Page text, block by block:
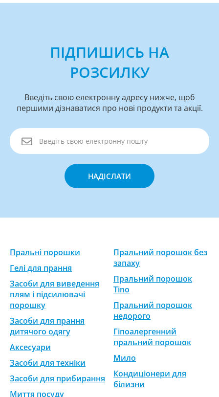
ПІДПИШИСЬ НА
РОЗСИЛКУ
Введіть свою електронну адресу нижче, щоб
першими дізнаватися про нові продукти та акції.
НАДІСЛАТИ
Пральні порошки
Гелі для прання
Засоби для виведення
плям і підсилювачі
порошку
Засоби для прання
дитячого одягу
Аксесуари
Засоби для техніки
Засоби для прибирання
Миття посуду
Пральний порошок без
запаху
Пральний порошок
Tino
Пральний порошок
недорого
Гіпоалергенний
пральний порошок
Мило
Кондиціонери для
білизни